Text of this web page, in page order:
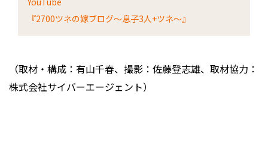
『2700ツネの嫁ブログ～息子3人+ツネ～』
（取材・構成：有山千春、撮影：佐藤登志雄、取材協力：
株式会社サイバーエージェント）